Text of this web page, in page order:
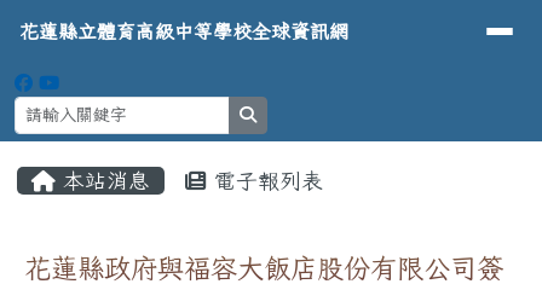
花蓮縣立體育高級中等學校全球資
導覽列
花蓮縣立體育高級中等學校全球資訊網
本站消息 電子報列表
花蓮縣政府與福容大飯店股份有限公司簽